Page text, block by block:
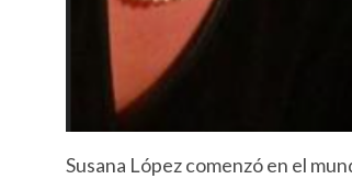
Susana López comenzó en el